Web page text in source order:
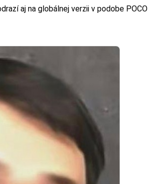
aj na globálnej verzii v podobe POCO